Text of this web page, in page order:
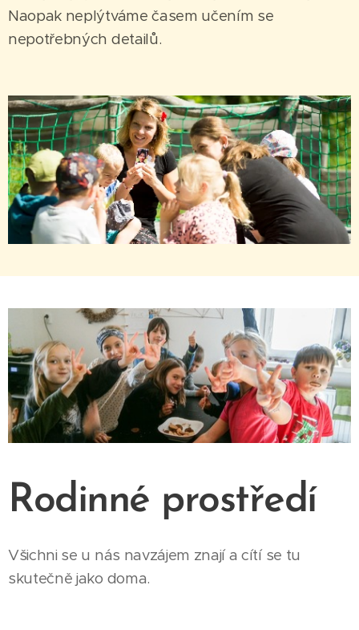
Naopak neplýtváme časem učením se
nepotřebných detailů.
Rodinné prostředí
Všichni se u nás navzájem znají a cítí se tu
skutečně jako doma.